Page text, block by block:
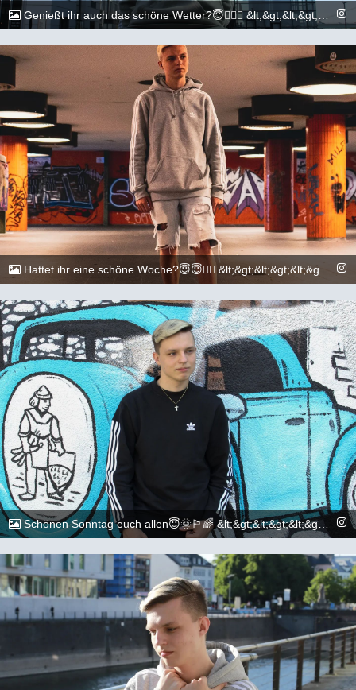
Genießt ihr auch das schöne Wetter?😇🏳️‍🌈🌞 &lt;&gt;&lt;&gt;&lt;&gt;&lt;&gt;&lt;&gt;&lt;&gt;&lt;&gt;&lt;&gt;&lt;&gt;&lt;&gt; 📷: @execuitive_photo &lt;&gt;&lt;&gt;&lt;&gt;&lt;&gt;&lt;&gt;&lt;&gt;&lt;&gt;&lt;&gt;&lt;&gt;&lt;&gt; #gay #lgbtq #Köln #Cologne #german #berlin #boy #marburg #gaylove #eisenach #shooting #summer #summertime #travel #sun #pride #loveislove #gayboy
@_chr2s_ 19. Juli 2022
Hattet ihr eine schöne Woche?😇😇🏳️‍🌈 &lt;&gt;&lt;&gt;&lt;&gt;&lt;&gt;&lt;&gt;&lt;&gt;&lt;&gt;&lt;&gt;&lt;&gt;&lt;&gt; 📷: @execuitive_photo und @dylan.maikel &lt;&gt;&lt;&gt;&lt;&gt;&lt;&gt;&lt;&gt;&lt;&gt;&lt;&gt;&lt;&gt;&lt;&gt;&lt;&gt; #gay #lgbtq #Köln #Cologne #german #berlin #boy #marburg #gaylove #eisenach #shooting #summer #summertime #travel #sun #pride #loveislove #gayboy
@_chr2s_
Schönen Sonntag euch allen😇🌞🏳️‍🌈 &lt;&gt;&lt;&gt;&lt;&gt;&lt;&gt;&lt;&gt;&lt;&gt;&lt;&gt;&lt;&gt;&lt;&gt;&lt;&gt; 📷: @execuitive_photo &lt;&gt;&lt;&gt;&lt;&gt;&lt;&gt;&lt;&gt;&lt;&gt;&lt;&gt;&lt;&gt;&lt;&gt;&lt;&gt; #gay #lgbtq #Köln #Cologne #german #boy #marburg #gaylove #eisenach #shooting #summer #summertime #travel #sun #pride #loveislove #gayboy
@_chr2s_ 10. Juli 2022